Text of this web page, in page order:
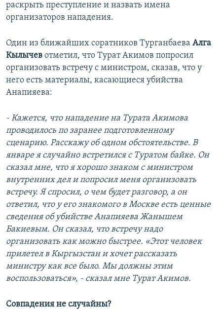
раскрыть преступление и назвать имена
организаторов нападения.
Один из ближайших соратников Турганбаева Алга
Кылычев отметил, что Турат Акимов попросил
организовать встречу с министром, сказав, что у
него есть материалы, касающиеся убийства
Анапияева:
- Кажется, что нападение на Турата Акимова
проводилось по заранее подготовленному
сценарию. Расскажу об одном обстоятельстве. В
январе я случайно встретился с Туратом байке. Он
сказал мне, что я хорошо знаком с министром
внутренних дел и попросил меня организовать
встречу. Я спросил, о чем будет разговор, а он
ответил, что у его знакомого в Москве есть ценные
сведения об убийстве Анапияева Жанышем
Бакиевым. Он сказал, что встречу надо
организовать как можно быстрее. «Этот человек
прилетел в Кыргызстан и хочет рассказать
министру как все было. Мы должны этим
воспользоваться», - сказал мне Турат Акимов.
Совпадения не случайны?